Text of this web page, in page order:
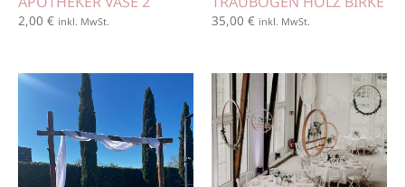
2,00 € inkl. MwSt. 35,00 € inkl. MwSt.